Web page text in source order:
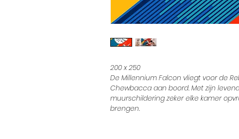
200 x 250
De Millennium Falcon vliegt voor de
Chewbacca aan boord. Met zijn
muurschildering zeker elke kamer
brengen.